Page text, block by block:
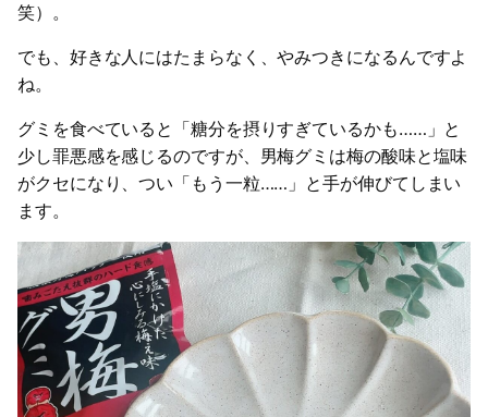
笑）。
でも、好きな人にはたまらなく、やみつきになるんですよ
ね。
グミを食べていると「糖分を摂りすぎているかも……」と
少し罪悪感を感じるのですが、男梅グミは梅の酸味と塩味
がクセになり、つい「もう一粒……」と手が伸びてしまい
ます。